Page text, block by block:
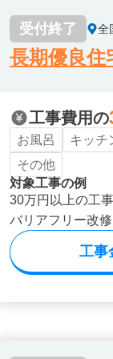
受付終了 全
長期優良住
工事費用の
お風呂
キッチ
その他
対象工事の例
30万円以上の工
バリアフリー改
工事